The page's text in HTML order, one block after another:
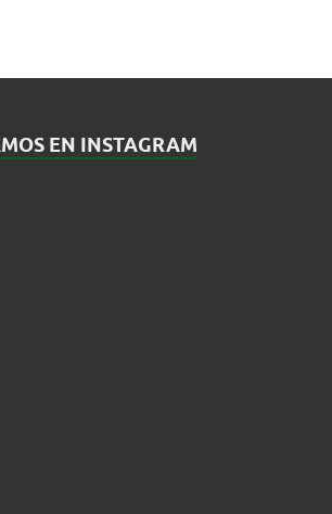
EN INSTAGRAM